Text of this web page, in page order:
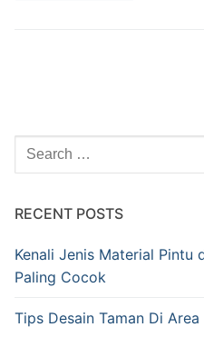
RECENT POSTS
Kenali Jenis Material Pintu
Paling Cocok
Tips Desain Taman Di Area